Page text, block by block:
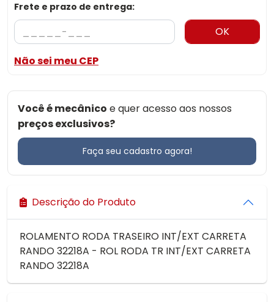
Frete e prazo de entrega:
OK
Não sei meu CEP
Você é mecânico e quer acesso aos nossos
preços exclusivos?
Faça seu cadastro agora!
Descrição do Produto
ROLAMENTO RODA TRASEIRO INT/EXT CARRETA
RANDO 32218A - ROL RODA TR INT/EXT CARRETA
RANDO 32218A